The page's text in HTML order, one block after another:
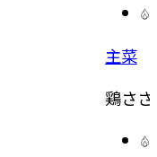
主菜
鶏さ